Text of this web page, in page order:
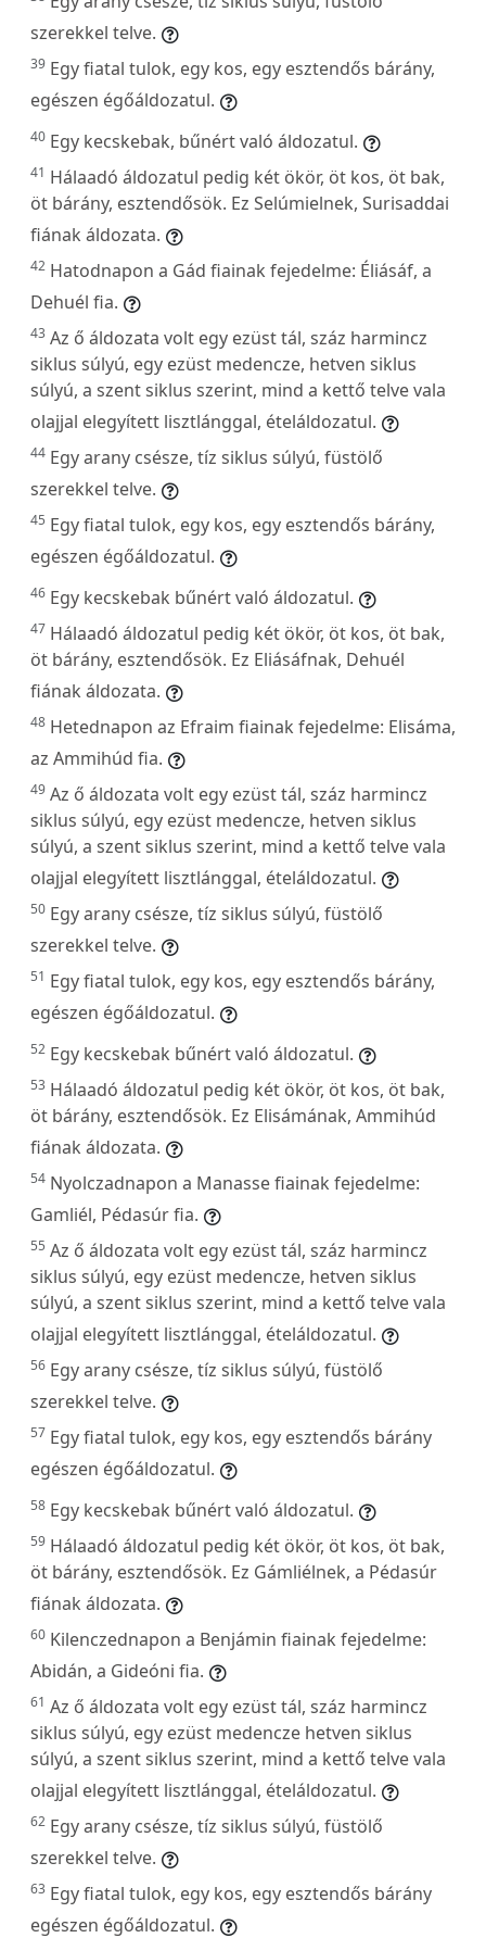
szerekkel telve.
39 Egy fiatal tulok, egy kos, egy esztendős bárány,
egészen égőáldozatul.
40 Egy kecskebak, bűnért való áldozatul.
41 Hálaadó áldozatul pedig két ökör, öt kos, öt bak,
öt bárány, esztendősök. Ez Selúmielnek, Surisaddai
fiának áldozata.
42 Hatodnapon a Gád fiainak fejedelme: Éliásáf, a
Dehuél fia.
43 Az ő áldozata volt egy ezüst tál, száz harmincz
siklus súlyú, egy ezüst medencze, hetven siklus
súlyú, a szent siklus szerint, mind a kettő telve vala
olajjal elegyített lisztlánggal, ételáldozatul.
44 Egy arany csésze, tíz siklus súlyú, füstölő
szerekkel telve.
45 Egy fiatal tulok, egy kos, egy esztendős bárány,
egészen égőáldozatul.
46 Egy kecskebak bűnért való áldozatul.
47 Hálaadó áldozatul pedig két ökör, öt kos, öt bak,
öt bárány, esztendősök. Ez Eliásáfnak, Dehuél
fiának áldozata.
48 Hetednapon az Efraim fiainak fejedelme: Elisáma,
az Ammihúd fia.
49 Az ő áldozata volt egy ezüst tál, száz harmincz
siklus súlyú, egy ezüst medencze, hetven siklus
súlyú, a szent siklus szerint, mind a kettő telve vala
olajjal elegyített lisztlánggal, ételáldozatul.
50 Egy arany csésze, tíz siklus súlyú, füstölő
szerekkel telve.
51 Egy fiatal tulok, egy kos, egy esztendős bárány,
egészen égőáldozatul.
52 Egy kecskebak bűnért való áldozatul.
53 Hálaadó áldozatul pedig két ökör, öt kos, öt bak,
öt bárány, esztendősök. Ez Elisámának, Ammihúd
fiának áldozata.
54 Nyolczadnapon a Manasse fiainak fejedelme:
Gamliél, Pédasúr fia.
55 Az ő áldozata volt egy ezüst tál, száz harmincz
siklus súlyú, egy ezüst medencze, hetven siklus
súlyú, a szent siklus szerint, mind a kettő telve vala
olajjal elegyített lisztlánggal, ételáldozatul.
56 Egy arany csésze, tíz siklus súlyú, füstölő
szerekkel telve.
57 Egy fiatal tulok, egy kos, egy esztendős bárány
egészen égőáldozatul.
58 Egy kecskebak bűnért való áldozatul.
59 Hálaadó áldozatul pedig két ökör, öt kos, öt bak,
öt bárány, esztendősök. Ez Gámliélnek, a Pédasúr
fiának áldozata.
60 Kilenczednapon a Benjámin fiainak fejedelme:
Abidán, a Gideóni fia.
61 Az ő áldozata volt egy ezüst tál, száz harmincz
siklus súlyú, egy ezüst medencze hetven siklus
súlyú, a szent siklus szerint, mind a kettő telve vala
olajjal elegyített lisztlánggal, ételáldozatul.
62 Egy arany csésze, tíz siklus súlyú, füstölő
szerekkel telve.
63 Egy fiatal tulok, egy kos, egy esztendős bárány
egészen égőáldozatul.